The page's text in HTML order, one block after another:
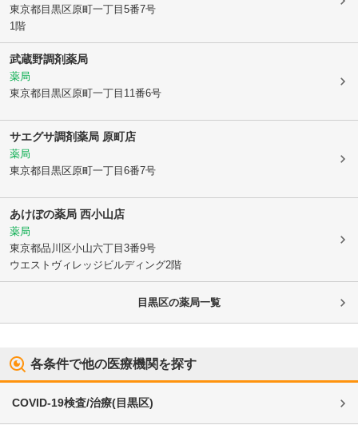
東京都目黒区原町一丁目5番7号
1階
武蔵野調剤薬局
薬局
東京都目黒区原町一丁目11番6号
サエグサ調剤薬局 原町店
薬局
東京都目黒区原町一丁目6番7号
あけぼの薬局 西小山店
薬局
東京都品川区小山六丁目3番9号
ウエストヴィレッジビルディング2階
目黒区の薬局一覧
各条件で他の医療機関を探す
COVID-19検査/治療(目黒区)